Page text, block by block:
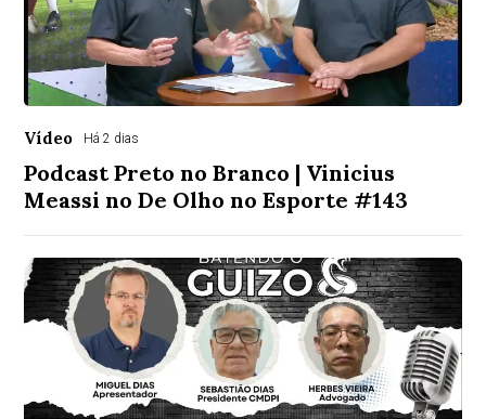
Vídeo Há 2 dias
Podcast Preto no Branco | Vinicius
Meassi no De Olho no Esporte #143